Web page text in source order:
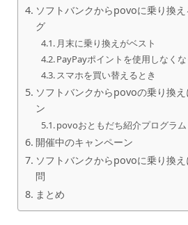
ソフトバンクからpovoに乗り換
グ
月末に乗り換えがベスト
PayPayポイントを使用しなく
スマホを買い替えるとき
ソフトバンクからpovoの乗り換
ン
povoおともだち紹介プログラム
開催中のキャンペーン
ソフトバンクからpovoに乗り換
問
まとめ